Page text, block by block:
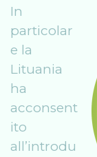
In
particolar
e la
Lituania
ha
acconsent
ito
all’introdu